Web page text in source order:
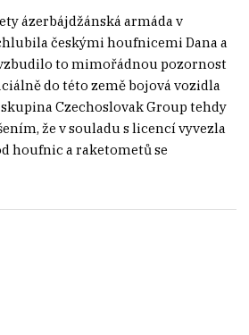
ázerbájdžánská armáda v
českými houfnicemi Dana a
to mimořádnou pozornost
do této země bojová vozidla
Czechoslovak Group tehdy
že v souladu s licencí vyvezla
houfnic a raketometů se